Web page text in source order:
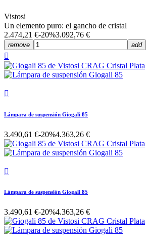
Vistosi
Un elemento puro: el gancho de cristal
2.474,21 €-20%3.092,76 €
remove add


Lámpara de suspensión Giogali 85
3.490,61 €-20%4.363,26 €

Lámpara de suspensión Giogali 85
3.490,61 €-20%4.363,26 €